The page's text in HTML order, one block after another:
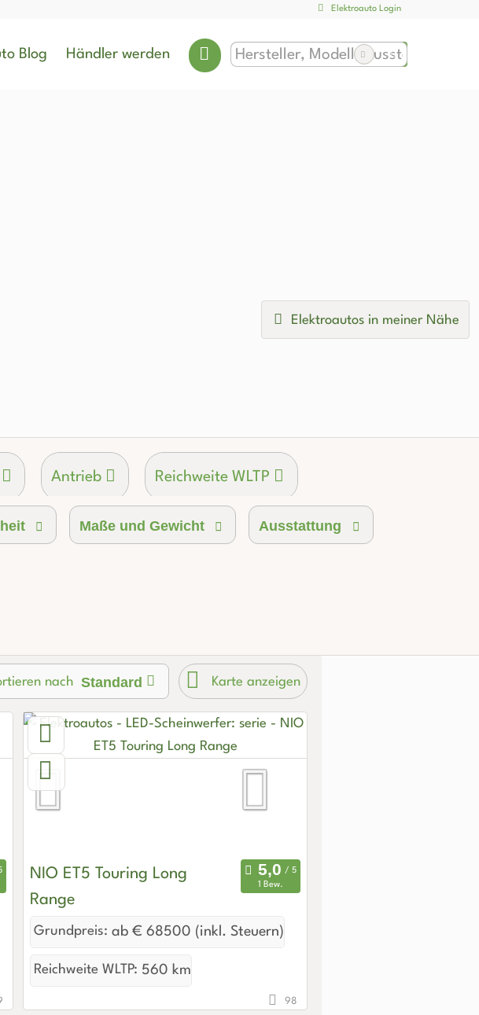
Elektroauto Login
Blog Händler werden
Elektroautos in meiner Nähe
Antrieb Reichweite WLTP
Maße und Gewicht Ausstattung
nach Standard Karte anzeigen
NIO ET5 Touring Long
Range
1 Bew.
Grundpreis: ab € 68500 (inkl. Steuern)
Reichweite WLTP: 560 km
98